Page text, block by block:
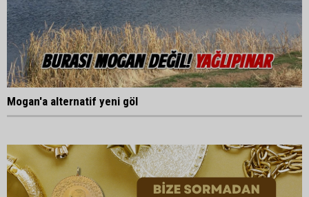
Mogan'a alternatif yeni göl